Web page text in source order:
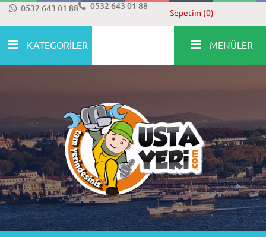
0532 643 01 88 0532 643 01 88
Sepetim (0)
KATEGORİLER MENÜLER